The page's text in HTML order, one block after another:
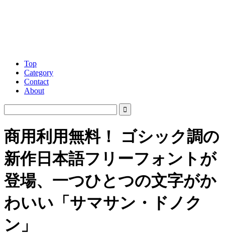
Top
Category
Contact
About
商用利用無料！ ゴシック調の
新作日本語フリーフォントが
登場、一つひとつの文字がか
わいい「サマサン・ドノク
ン」